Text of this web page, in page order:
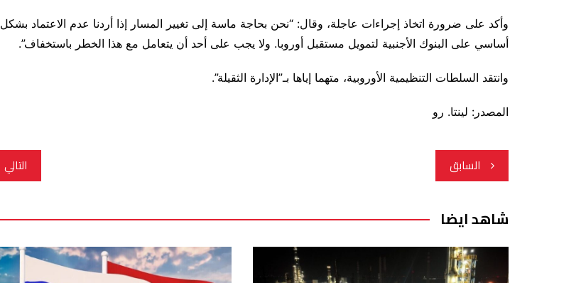
وأكد على ضرورة اتخاذ إجراءات عاجلة، وقال: “نحن بحاجة ماسة إلى تغيير المسار إذا أردنا عدم الاعتماد بشكل
أساسي على البنوك الأجنبية لتمويل مستقبل أوروبا. ولا يجب على أحد أن يتعامل مع هذا الخطر باستخفاف”.
وانتقد السلطات التنظيمية الأوروبية، متهما إياها بـ”الإدارة الثقيلة”.
المصدر: لينتا. رو
تصفّح
المقالات
السابق التالي
شاهد ايضا